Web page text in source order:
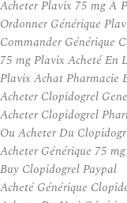
Acheter Plavix 75 mg À
Ordonner Générique
Commander Générique
75 mg Plavix Acheté En
Plavix Achat Pharmacie
Acheter Clopidogrel
Acheter Clopidogrel
Ou Acheter Du
Acheter Générique 75
Buy Clopidogrel Paypal
Acheté Générique